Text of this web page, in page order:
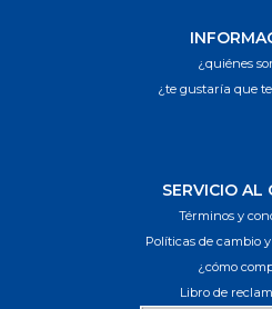
¿quiénes
¿te gustaría que
SERVICIO AL
Términos y
Políticas de cambio
¿cómo
Libro de